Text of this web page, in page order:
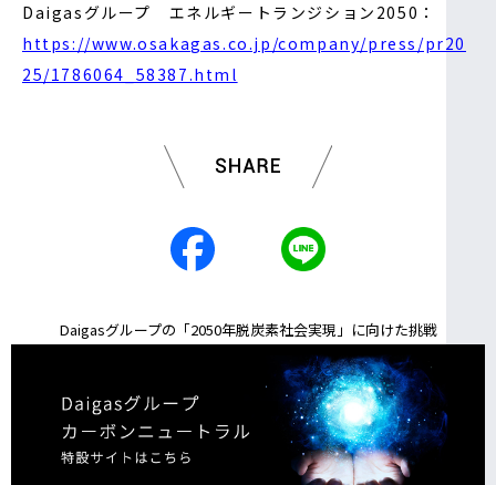
Daigasグループ エネルギートランジション2050：
https://www.osakagas.co.jp/company/press/pr20
25/1786064_58387.html
Daigasグループの「2050年脱炭素社会実現」に向けた挑戦